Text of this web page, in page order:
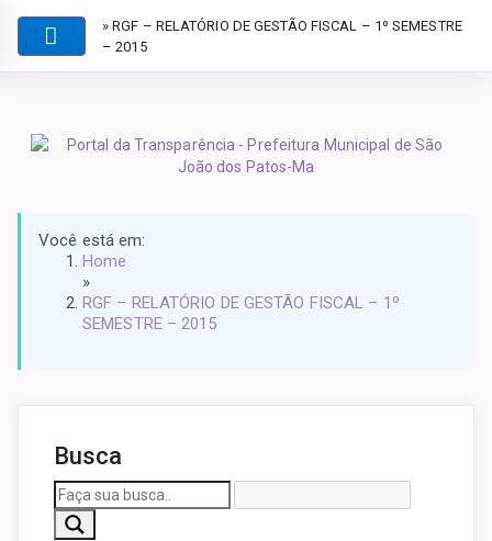
» RGF – RELATÓRIO DE GESTÃO FISCAL – 1º SEMESTRE
– 2015
Você está em:
Home
»
RGF – RELATÓRIO DE GESTÃO FISCAL – 1º
SEMESTRE – 2015
Busca